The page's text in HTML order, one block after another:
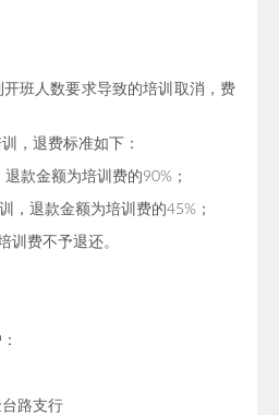
开班人数要求导致的培训取消，费
，退费标准如下：
款金额为培训费的90%；
，退款金额为培训费的45%；
训费不予退还。
路支行